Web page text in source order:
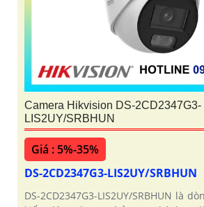
Camera Hikvision DS-2CD2347G3-
LIS2UY/SRBHUN
Giá : 5%-35%
DS-2CD2347G3-LIS2UY/SRBHUN
DS-2CD2347G3-LIS2UY/SRBHUN là